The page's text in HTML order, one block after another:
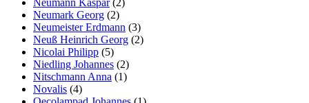
Neumann Kaspar(2)
Neumark Georg (2)
Neumeister Erdmann (3)
Neuß Heinrich Georg (2)
Nicolai Philipp (5)
Niedling Johannes (2)
Nitschmann Anna (1)
Novalis (4)